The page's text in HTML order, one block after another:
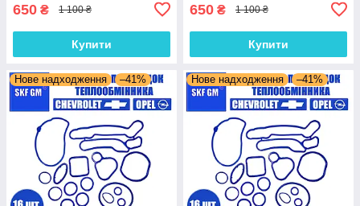
650 ₴ 1 100 ₴
Купити
650 ₴ 1 100 ₴
Купити
Нове надходження –41% Нове надходження –41%